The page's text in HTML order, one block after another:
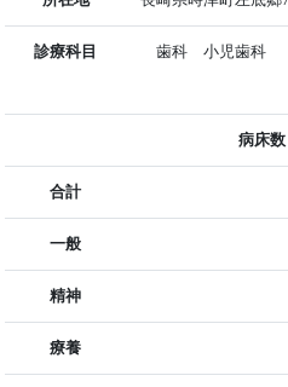
診療科目 歯科 小児歯科
病床数
合計
一般
精神
療養